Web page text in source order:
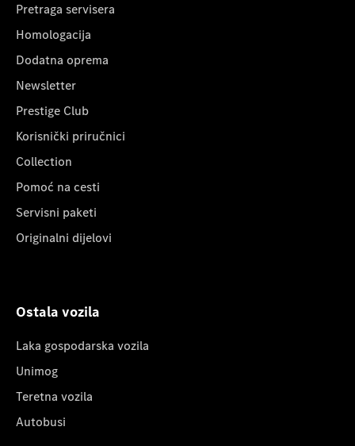
Pretraga servisera
Homologacija
Dodatna oprema
Newsletter
Prestige Club
Korisnički priručnici
Collection
Pomoć na cesti
Servisni paketi
Originalni dijelovi
Ostala vozila
Laka gospodarska vozila
Unimog
Teretna vozila
Autobusi